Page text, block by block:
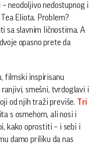
neodoljivo nedostupnog i
Eliota. Problem?
sa slavnim ličnostima. A
opasno prete da
filmski inspirisanu
smešni, tvrdoglavi i
od njih traži previše. Tri
s osmehom, ali nosi i
kako oprostiti – i sebi i
damo priliku da nas